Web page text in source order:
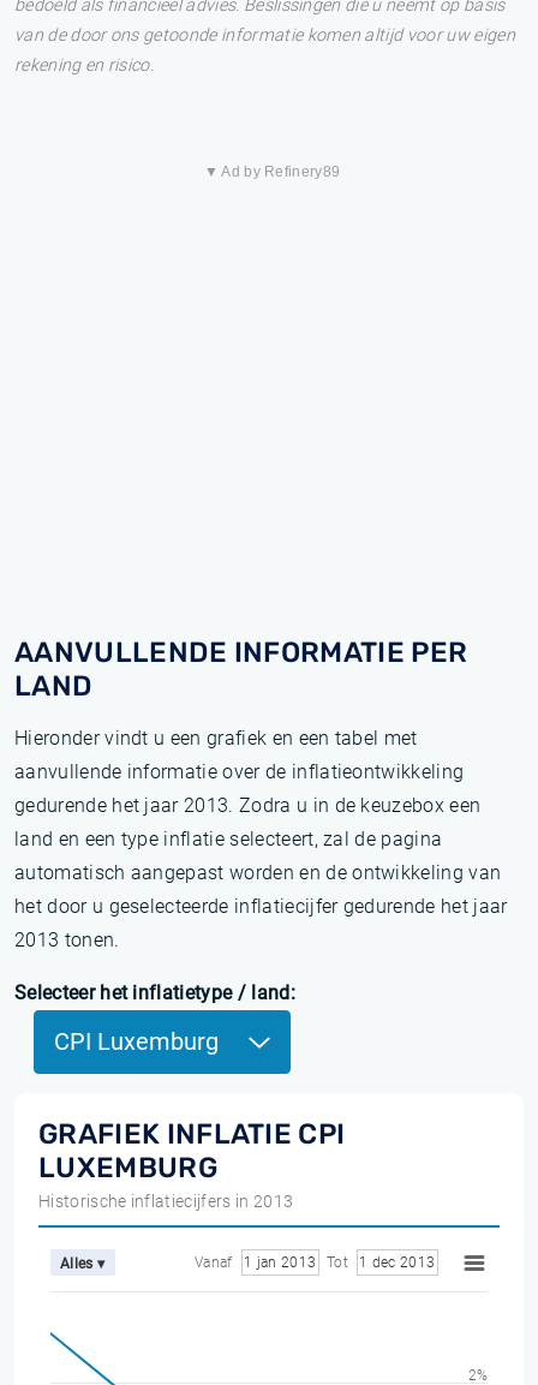
bedoeld als financieel advies. Beslissingen die u neemt op basis
van de door ons getoonde informatie komen altijd voor uw eigen
rekening en risico.
▼ Ad by Refinery89
AANVULLENDE INFORMATIE PER
LAND
Hieronder vindt u een grafiek en een tabel met
aanvullende informatie over de inflatieontwikkeling
gedurende het jaar 2013. Zodra u in de keuzebox een
land en een type inflatie selecteert, zal de pagina
automatisch aangepast worden en de ontwikkeling van
het door u geselecteerde inflatiecijfer gedurende het jaar
2013 tonen.
Selecteer het inflatietype / land:
CPI Luxemburg
GRAFIEK INFLATIE CPI
LUXEMBURG
Historische inflatiecijfers in 2013
Alles ▾ Vanaf 1 jan 2013 Tot 1 dec 2013
2%